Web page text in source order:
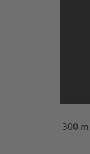
300 m